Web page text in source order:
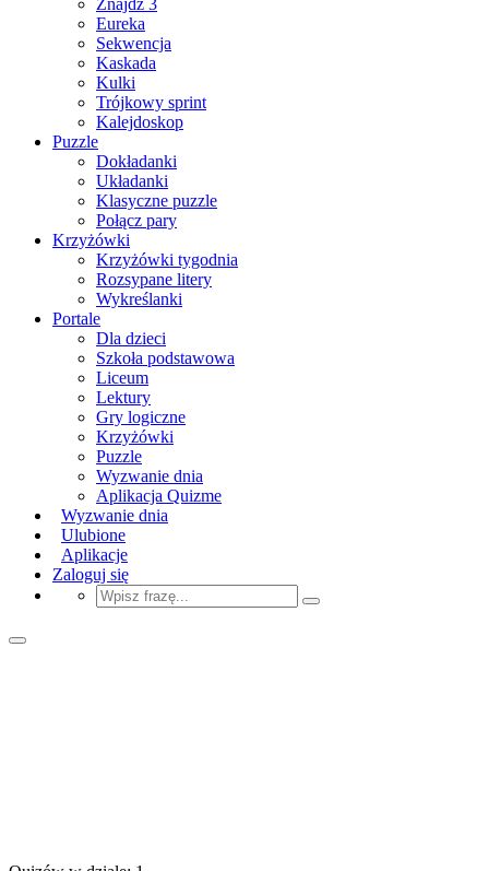
Eureka
Sekwencja
Kaskada
Kulki
Trójkowy sprint
Kalejdoskop
Puzzle
Dokładanki
Układanki
Klasyczne puzzle
Połącz pary
Krzyżówki
Krzyżówki tygodnia
Rozsypane litery
Wykreślanki
Portale
Dla dzieci
Szkoła podstawowa
Liceum
Lektury
Gry logiczne
Krzyżówki
Puzzle
Wyzwanie dnia
Aplikacja Quizme
Wyzwanie dnia
Ulubione
Aplikacje
Zaloguj się